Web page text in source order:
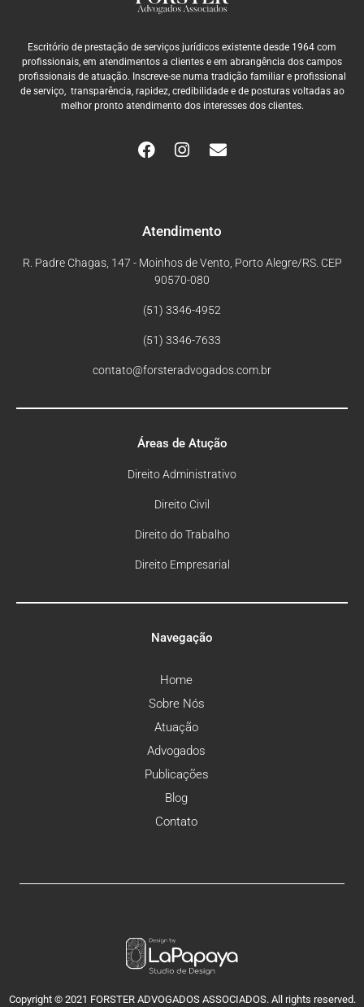
Navegação
Home
Sobre Nós
Atuação
Advogados
Publicações
Blog
Contato
Áreas de Atução
Direito Administrativo
Direito Civil
Direito do Trabalho
Direito Empresarial
Atendimento
R. Padre Chagas, 147 - Moinhos de Vento, Porto Alegre/RS. CEP
90570-080
(51) 3346-4952
(51) 3346-7633
contato@forsteradvogados.com.br
Escritório de prestação de serviços jurídicos existente desde 1964 com
profissionais, em atendimentos a clientes e em abrangência dos campos
profissionais de atuação. Inscreve-se numa tradição familiar e profissional
de serviço, transparência, rapidez, credibilidade e de posturas voltadas ao
melhor pronto atendimento dos interesses dos clientes.
Copyright © 2021 FORSTER ADVOGADOS ASSOCIADOS. All rights reserved.